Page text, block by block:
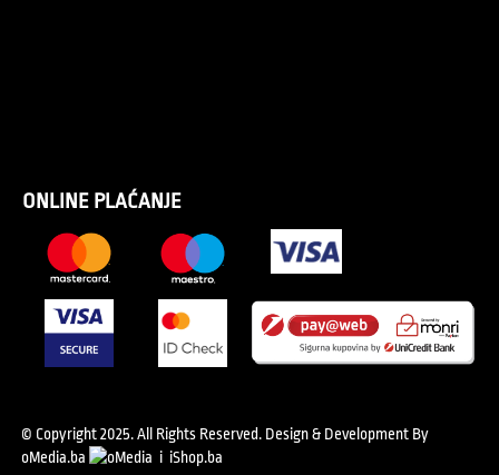
ONLINE PLAĆANJE
© Copyright 2025. All Rights Reserved. Design & Development By
oMedia.ba
i iShop.ba